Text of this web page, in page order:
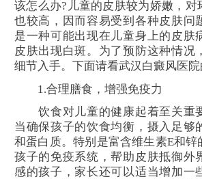
该怎么办?儿童的皮肤较为娇嫩，对
也较高，因而容易受到各种皮肤问
是一种可能出现在儿童身上的皮肤
皮肤出现白斑。为了预防这种情况
细节入手。下面请看武汉白癜风医院
1.合理膳食，增强免疫力
饮食对儿童的健康起着至关重
当确保孩子的饮食均衡，摄入足够
和蛋白质。特别是富含维生素E和锌
孩子的免疫系统，帮助皮肤抵御外
感的孩子，家长还可以适当增加一